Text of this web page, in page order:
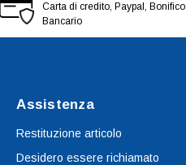
Carta di credito, Paypal, Bonifico
Bancario
Assistenza
Restituzione articolo
Desidero essere richiamato